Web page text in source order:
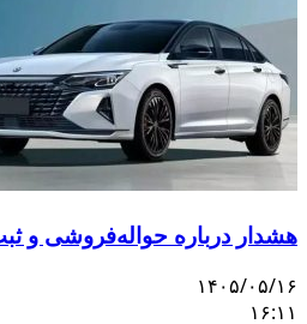
هشدار درباره حواله‌فروشی و
۱۴۰۵/۰۵/۱۶
۱۶:۱۱